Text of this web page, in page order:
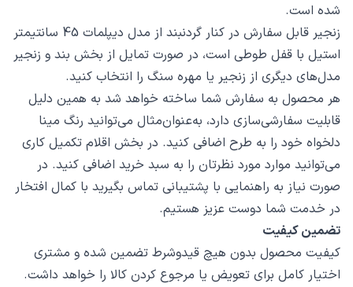
شده است.
زنجیر قابل سفارش در کنار گردنبند از مدل دیپلمات 45 سانتیمتر
استیل با قفل طوطی است، در صورت تمایل از بخش بند و زنجیر
مدل‌های دیگری از زنجیر یا مهره سنگ را انتخاب کنید.
هر محصول به سفارش شما ساخته خواهد شد به همین دلیل
قابلیت سفارشی‌سازی دارد، به‌عنوان‌مثال می‌توانید رنگ مینا
دلخواه خود را به طرح اضافی کنید. در بخش اقلام تکمیل کاری
می‌توانید موارد مورد نظرتان را به سبد خرید اضافی کنید. در
صورت نیاز به راهنمایی با پشتیبانی تماس بگیرید با کمال افتخار
در خدمت شما دوست عزیز هستیم.
تضمین کیفیت
کیفیت محصول بدون هیچ قیدوشرط تضمین شده و مشتری
اختیار کامل برای تعویض یا مرجوع کردن کالا را خواهد داشت.